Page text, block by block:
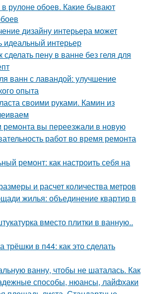
рулоне обоев. Какие бывают
дизайну интерьера может
идеальный интерьер
сделать пену в ванне без геля для
ванн с лавандой: улучшение
опыта
своими руками. Камин из
ремонта вы переезжали в новую
работ во время ремонта
ремонт: как настроить себя на
и расчет количества метров
жилья: объединение квартир в
вместо плитки в ванную..
трёшки в п44: как это сделать
ванну, чтобы не шаталась. Как
способы, нюансы, лайфхаки